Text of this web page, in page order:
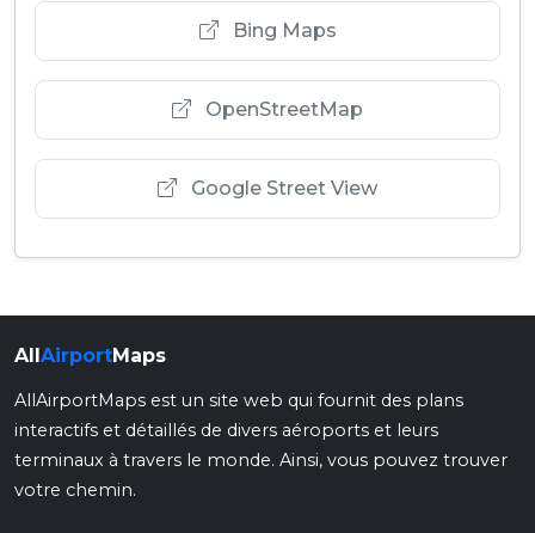
Bing Maps
OpenStreetMap
Google Street View
All AirportMaps
AllAirportMaps est un site web qui fournit des plans
interactifs et détaillés de divers aéroports et leurs
terminaux à travers le monde. Ainsi, vous pouvez trouver
votre chemin.